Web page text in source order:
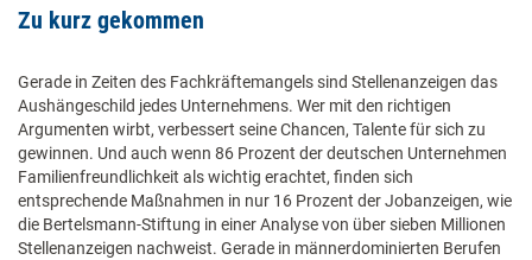
Zu kurz gekommen
Gerade in Zeiten des Fachkräftemangels sind Stellenanzeigen das
Aushängeschild jedes Unternehmens. Wer mit den richtigen
Argumenten wirbt, verbessert seine Chancen, Talente für sich zu
gewinnen. Und auch wenn 86 Prozent der deutschen Unternehmen
Familienfreundlichkeit als wichtig erachtet, finden sich
entsprechende Maßnahmen in nur 16 Prozent der Jobanzeigen, wie
die Bertelsmann-Stiftung in einer Analyse von über sieben Millionen
Stellenanzeigen nachweist. Gerade in männerdominierten Berufen